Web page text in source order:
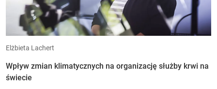
Elżbieta Lachert
Wpływ zmian klimatycznych na organizację służby krwi na
świecie